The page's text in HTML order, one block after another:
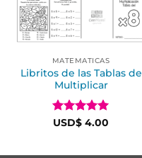
MATEMATICAS
Libritos de las Tablas de
Multiplicar
Valorado en
USD$ 4.00